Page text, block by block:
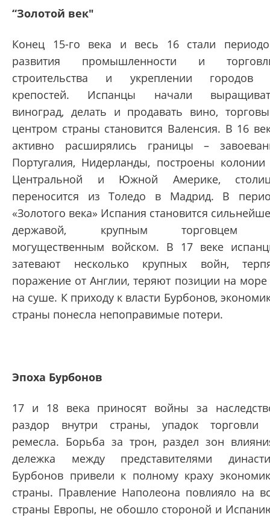
“Золотой век"
Конец 15-го века и весь 16 стали
развития промышленности и
строительства и укреплении городов
крепостей. Испанцы начали
виноград, делать и продавать вино,
центром страны становится Валенсия. В 16
активно расширялись границы –
Португалия, Нидерланды, построены колонии
Центральной и Южной Америке,
переносится из Толедо в Мадрид. В
«Золотого века» Испания становится
державой, крупным торговцем
могущественным войском. В 17 веке
затевают несколько крупных войн,
поражение от Англии, теряют позиции на
на суше. К приходу к власти Бурбонов,
страны понесла непоправимые потери.
Эпоха Бурбонов
17 и 18 века приносят войны за
раздор внутри страны, упадок торговли
ремесла. Борьба за трон, раздел зон
дележка между представителями
Бурбонов привели к полному краху
страны. Правление Наполеона повлияло на
страны Европы, не обошло стороной и